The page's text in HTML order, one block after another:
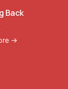
Back
→